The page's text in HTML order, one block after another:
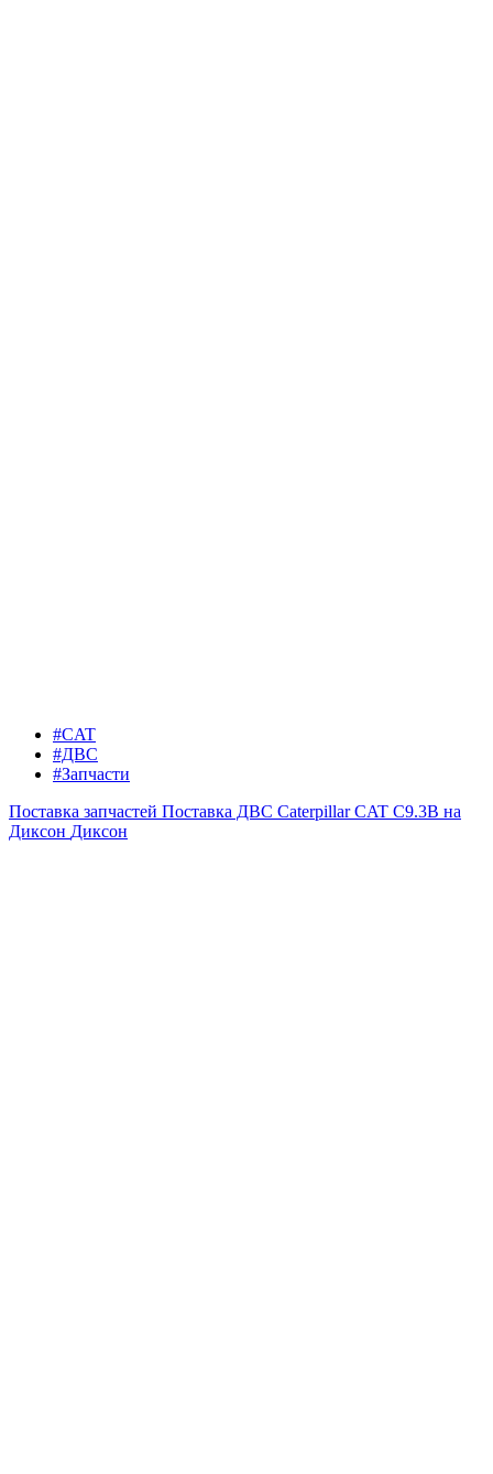
#CAT
#ДВС
#Запчасти
Поставка запчастей Поставка ДВС Caterpillar CAT C9.3B на
Диксон Диксон